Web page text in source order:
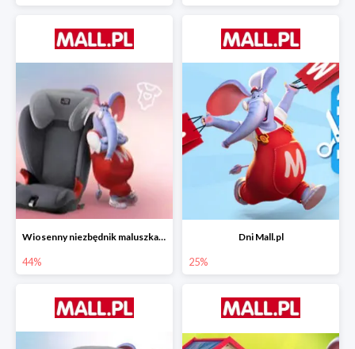
Wiosenny niezbędnik maluszka do -44% taniej
44%
Dni Mall.pl
25%